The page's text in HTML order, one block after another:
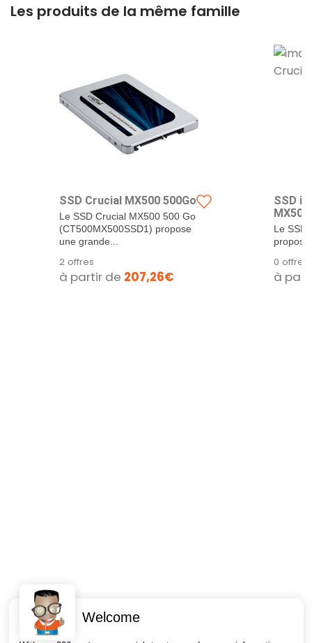
Les produits de la même famille
SSD Crucial MX500 500Go
Le SSD Crucial MX500 500 Go
(CT500MX500SSD1) propose
une grande...
2 offres
à partir de 207,26€
SSD
MX500
Le SSD
0 offre
à
Intéressant ? Partagez !
Welcome